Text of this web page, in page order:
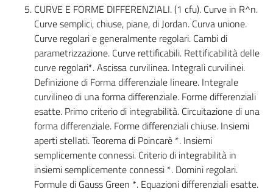
CURVE E FORME DIFFERENZIALI. (1 cfu). Curve in R^n.
Curve semplici, chiuse, piane, di Jordan. Curva unione.
Curve regolari e generalmente regolari. Cambi di
parametrizzazione. Curve rettificabili. Rettificabilità delle
curve regolari*. Ascissa curvilinea. Integrali curvilinei.
Definizione di Forma differenziale lineare. Integrale
curvilineo di una forma differenziale. Forme differenziali
esatte. Primo criterio di integrabilità. Circuitazione di una
forma differenziale. Forme differenziali chiuse. Insiemi
aperti stellati. Teorema di Poincarè *. Insiemi
semplicemente connessi. Criterio di integrabilità in
insiemi semplicemente connessi *. Domini regolari.
Formule di Gauss Green *. Equazioni differenziali esatte.